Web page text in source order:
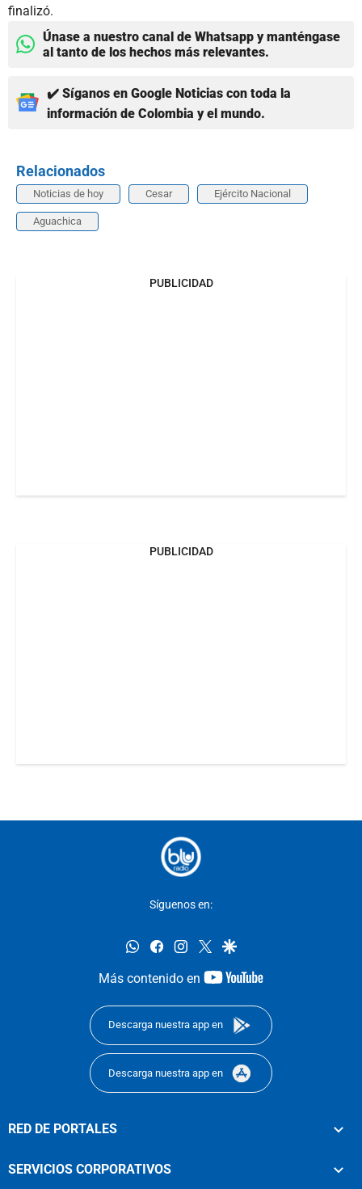
finalizó.
Únase a nuestro canal de Whatsapp y manténgase
al tanto de los hechos más relevantes.
✔️ Síganos en Google Noticias con toda la
información de Colombia y el mundo.
Relacionados
Noticias de hoy Cesar Ejército Nacional
Aguachica
PUBLICIDAD
PUBLICIDAD
Síguenos en:
whatsappfacebookinstagram
twittergoogle
Más contenido en
youtube-
Descarga nuestra app en
Descarga nuestra app en
RED DE PORTALES
SERVICIOS CORPORATIVOS